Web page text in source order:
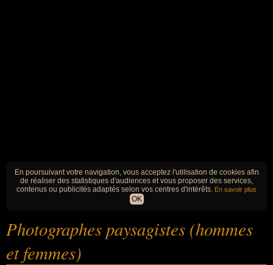
En poursuivant votre navigation, vous acceptez l'utilisation de cookies afin
de réaliser des statistiques d'audiences et vous proposer des services,
contenus ou publicités adaptés selon vos centres d'intérêts. En savoir plus
OK
Photographes paysagistes (hommes
et femmes)